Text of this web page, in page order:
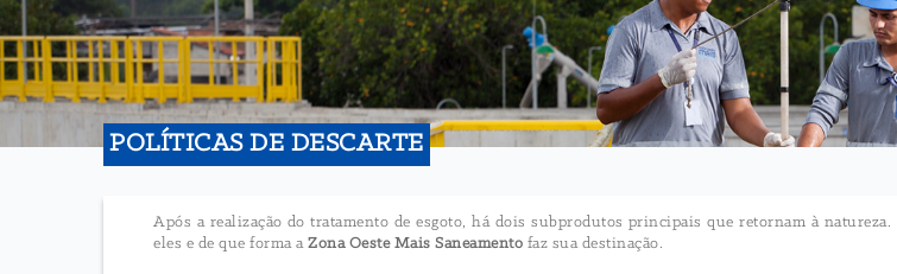
POLÍTICAS DE DESCARTE
Após a realização do tratamento de esgoto, há dois subprodutos principais que retornam à natureza.
eles e de que forma aZona Oeste Mais Saneamento faz sua destinação.